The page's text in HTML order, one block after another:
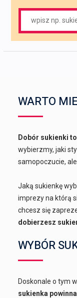
WARTO
Dobór sukienki
wybierzmy, jaki
samopoczucie,
Jaką sukienkę
imprezy na którą
chcesz się
dobierzesz
WYBÓR
Doskonale o tym
sukienka